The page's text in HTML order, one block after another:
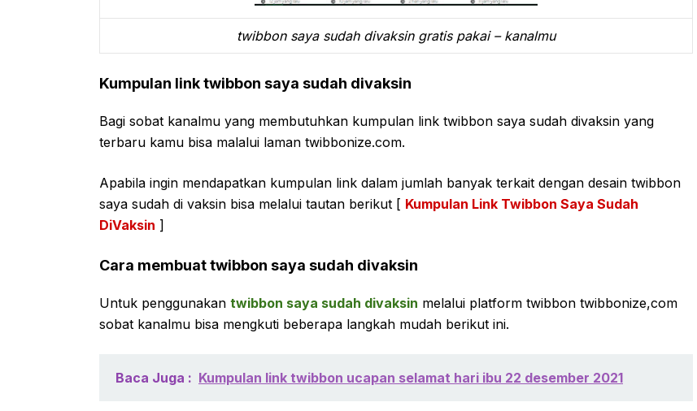
twibbon saya sudah divaksin gratis pakai – kanalmu
Kumpulan link twibbon saya sudah divaksin
Bagi sobat kanalmu yang membutuhkan kumpulan link twibbon saya sudah divaksin yang
terbaru kamu bisa malalui laman twibbonize.com.
Apabila ingin mendapatkan kumpulan link dalam jumlah banyak terkait dengan desain twibbon
saya sudah di vaksin bisa melalui tautan berikut [ Kumpulan Link Twibbon Saya Sudah
DiVaksin ]
Cara membuat twibbon saya sudah divaksin
Untuk penggunakan twibbon saya sudah divaksin melalui platform twibbon twibbonize,com
sobat kanalmu bisa mengkuti beberapa langkah mudah berikut ini.
Baca Juga : Kumpulan link twibbon ucapan selamat hari ibu 22 desember 2021